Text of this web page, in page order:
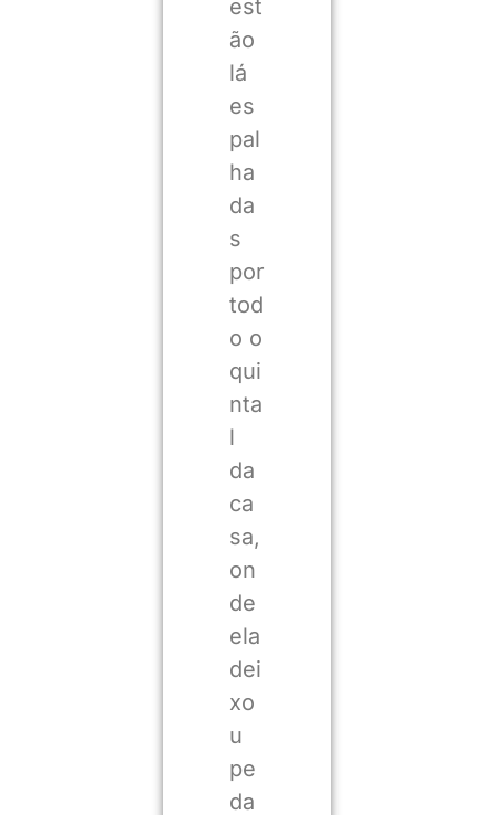
est
ão
lá
es
pal
ha
da
s
por
tod
o o
qui
nta
l
da
ca
sa,
on
de
ela
dei
xo
u
pe
da